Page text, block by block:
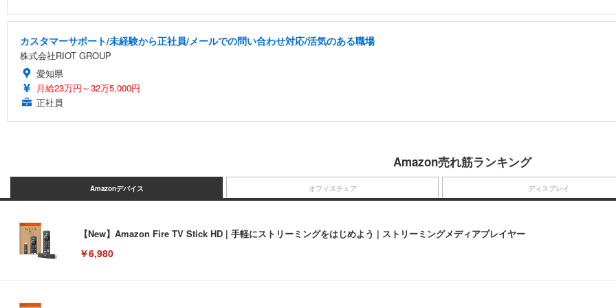
カスタマーサポート/未経験から正社員/メールでの問い合わせ対応/活気のある職場
株式会社RIOT GROUP
愛知県
月給23万円～32万5,000円
正社員
Amazon売れ筋ランキング
Amazonデバイス
【New】Amazon Fire TV Stick HD | 手軽にストリーミングをはじめよう | ストリーミングメディアプレイヤー
￥6,980
オフィスチェア ディスプレイ